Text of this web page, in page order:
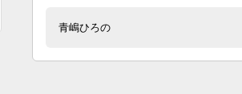
青嶋ひろの